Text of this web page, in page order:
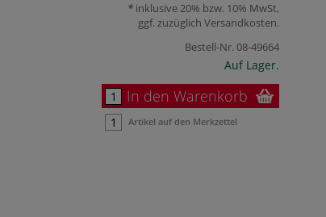
inklusive 20% bzw. 10% MwSt,
ggf. zuzüglich Versandkosten.
Bestell-Nr.08-49664
Auf Lager.
In den Warenkorb
Artikel auf den Merkzettel